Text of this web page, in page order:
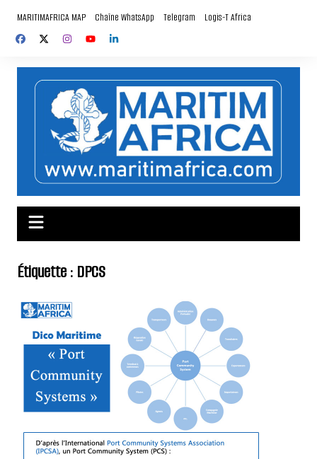
contenu
MARITIMAFRICA MAP Chaîne WhatsApp Telegram Logis-T Africa
Étiquette : DPCS